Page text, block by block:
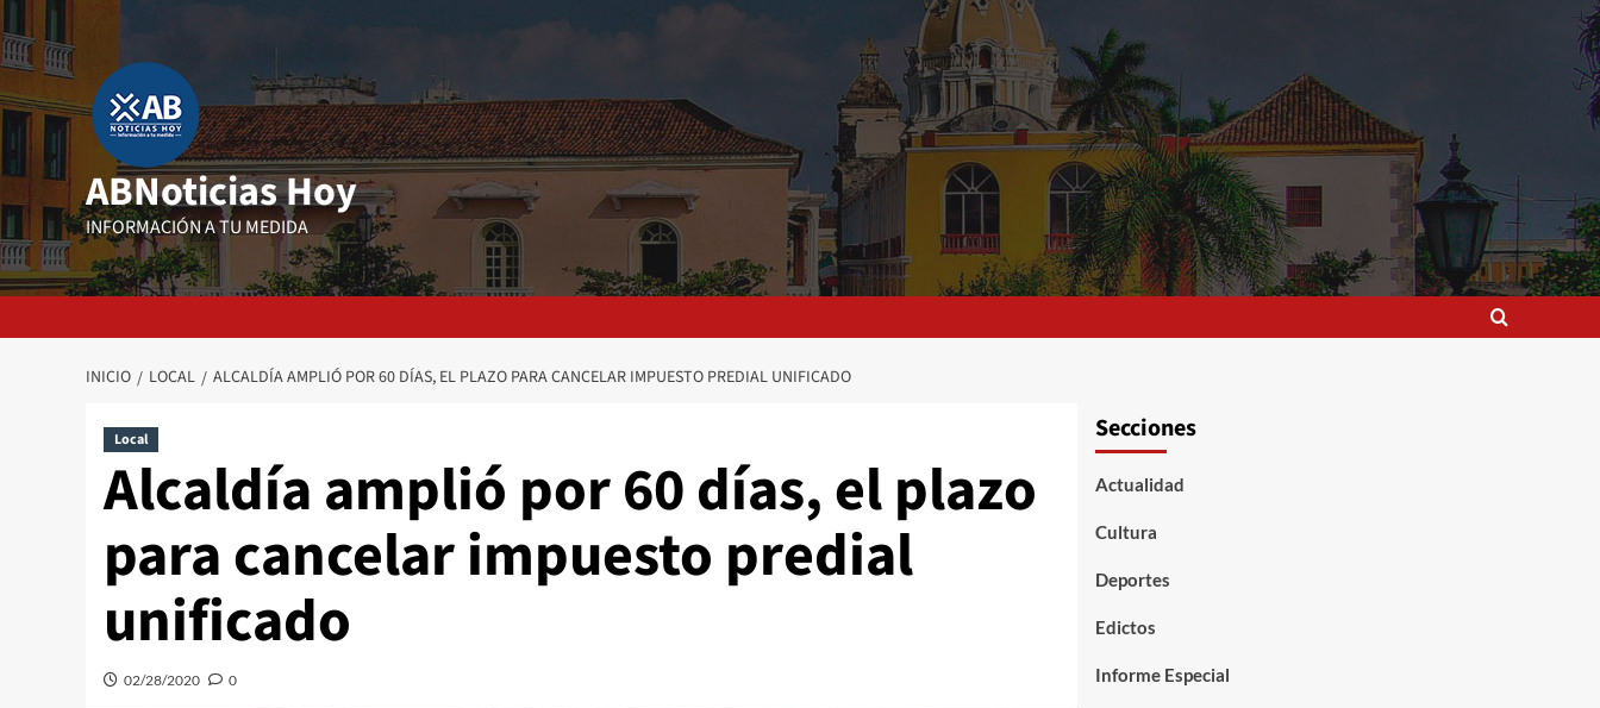
al
contenido
ABNoticias Hoy
INFORMACIÓN A TU MEDIDA
INICIO LOCAL ALCALDÍA AMPLIÓ POR 60 DÍAS, EL PLAZO PARA CANCELAR IMPUESTO PREDIAL UNIFICADO
Local
Alcaldía amplió por 60 días, el plazo
para cancelar impuesto predial
unificado
02/28/2020 0
Secciones
Actualidad
Cultura
Deportes
Edictos
Informe Especial